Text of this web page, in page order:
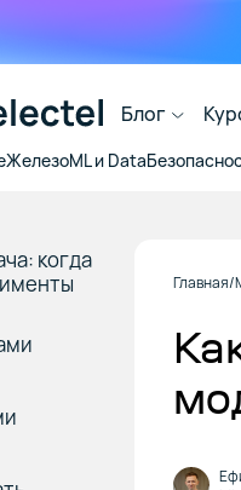
Блог
ЖелезоML и Data
когда
Главная